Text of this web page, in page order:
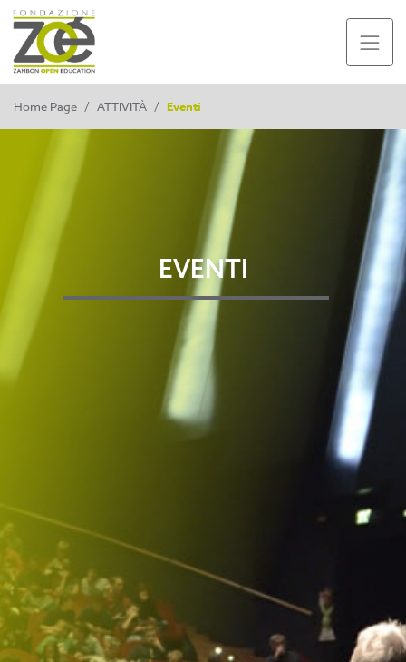
Home Page / ATTIVITÀ / Eventi
EVENTI